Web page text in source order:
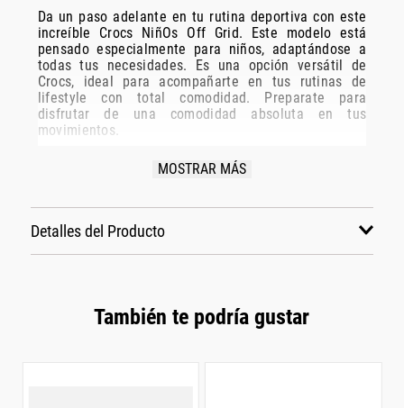
Da un paso adelante en tu rutina deportiva con este
increíble Crocs NiñOs Off Grid. Este modelo está
pensado especialmente para niños, adaptándose a
todas tus necesidades. Es una opción versátil de
Crocs, ideal para acompañarte en tus rutinas de
lifestyle con total comodidad. Preparate para
disfrutar de una comodidad absoluta en tus
movimientos.
Especificaciones Técnicas:
Disciplina: lifestyle
MOSTRAR MÁS
Detalles del Producto
También te podría gustar